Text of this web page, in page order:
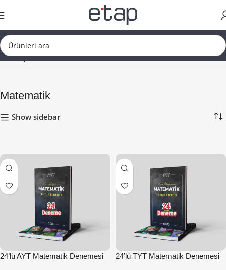
Ana Sayfa YKS Dersler Matematik
Matematik
Show sidebar
24’lü AYT Matematik Denemesi 24’lü TYT Matematik Denemesi